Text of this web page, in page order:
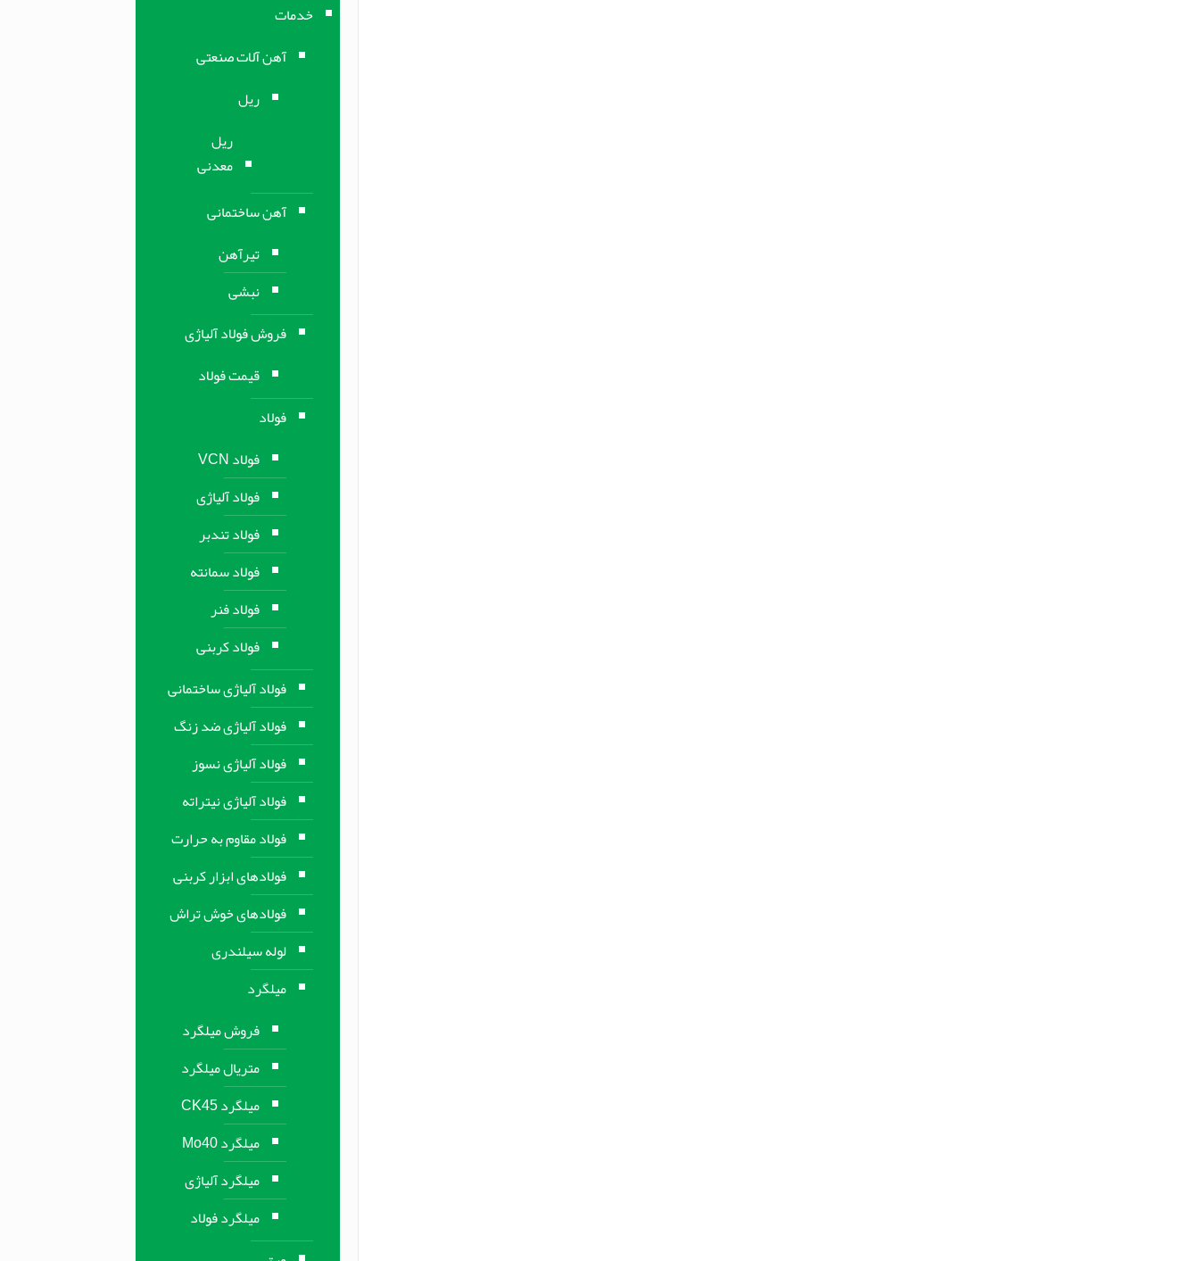
خدمات
آهن آلات صنعتی
ریل
ریل
معدنی
آهن ساختمانی
تیرآهن
نبشی
فروش فولاد آلیاژی
قیمت فولاد
فولاد
فولاد VCN
فولاد آلیاژی
فولاد تندبر
فولاد سمانته
فولاد فنر
فولاد کربنی
فولاد آلیاژی ساختمانی
فولاد آلیاژی ضد زنگ
فولاد آلیاژی نسوز
فولاد آلیاژی نیتراته
فولاد مقاوم به حرارت
فولادهای ابزار کربنی
فولادهای خوش تراش
لوله سیلندری
میلگرد
فروش میلگرد
متریال میلگرد
میلگرد CK45
میلگرد Mo40
میلگرد آلیاژی
میلگرد فولاد